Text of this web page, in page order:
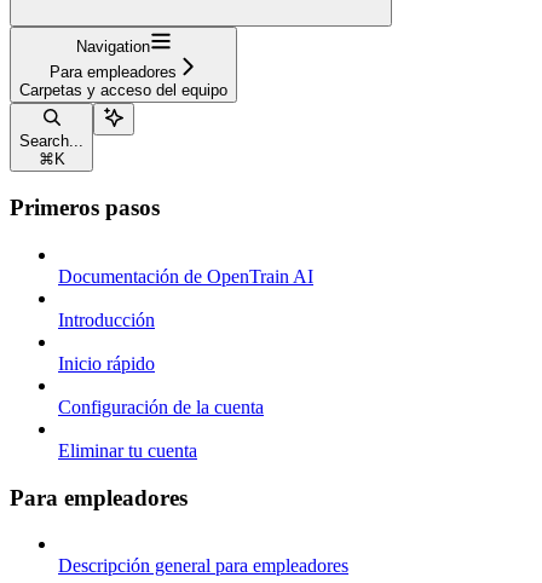
Navigation
Para empleadores
Carpetas y acceso del equipo
Search...
⌘ K
Primeros pasos
Documentación de OpenTrain AI
Introducción
Inicio rápido
Configuración de la cuenta
Eliminar tu cuenta
Para empleadores
Descripción general para empleadores